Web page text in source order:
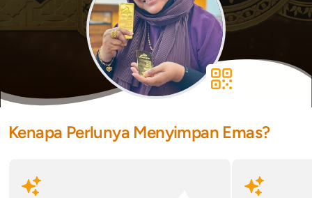
Kenapa Perlunya Menyimpan Emas?